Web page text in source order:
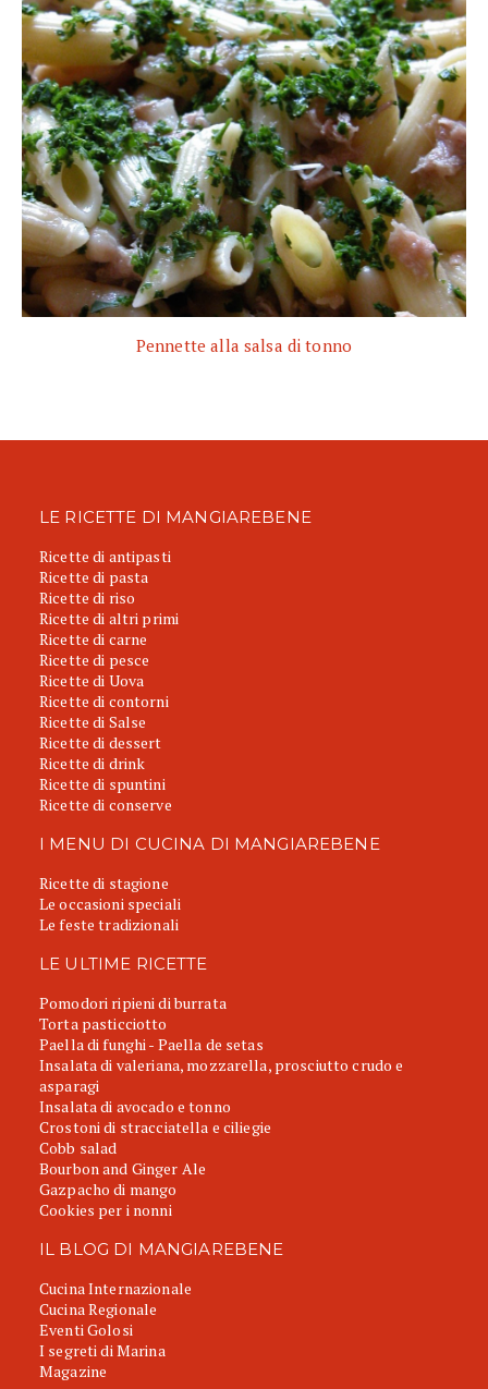
Pennette alla salsa di tonno
LE RICETTE DI MANGIAREBENE
Ricette di antipasti
Ricette di pasta
Ricette di riso
Ricette di altri primi
Ricette di carne
Ricette di pesce
Ricette di Uova
Ricette di contorni
Ricette di Salse
Ricette di dessert
Ricette di drink
Ricette di spuntini
Ricette di conserve
I MENU DI CUCINA DI MANGIAREBENE
Ricette di stagione
Le occasioni speciali
Le feste tradizionali
LE ULTIME RICETTE
Pomodori ripieni di burrata
Torta pasticciotto
Paella di funghi - Paella de setas
Insalata di valeriana, mozzarella, prosciutto crudo e
asparagi
Insalata di avocado e tonno
Crostoni di stracciatella e ciliegie
Cobb salad
Bourbon and Ginger Ale
Gazpacho di mango
Cookies per i nonni
IL BLOG DI MANGIAREBENE
Cucina Internazionale
Cucina Regionale
Eventi Golosi
I segreti di Marina
Magazine